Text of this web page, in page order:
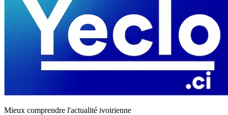
Mieux comprendre l'actualité ivoirienne